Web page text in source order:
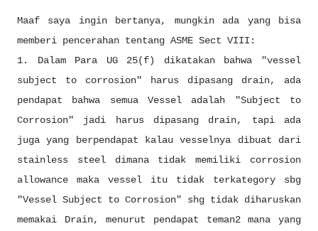
Maaf saya ingin bertanya, mungkin ada yang bisa
memberi pencerahan tentang ASME Sect VIII:
1. Dalam Para UG 25(f) dikatakan bahwa "vessel
subject to corrosion" harus dipasang drain, ada
pendapat bahwa semua Vessel adalah "Subject to
Corrosion" jadi harus dipasang drain, tapi ada
juga yang berpendapat kalau vesselnya dibuat dari
stainless steel dimana tidak memiliki corrosion
allowance maka vessel itu tidak terkategory sbg
"Vessel Subject to Corrosion" shg tidak diharuskan
memakai Drain, menurut pendapat teman2 mana yang